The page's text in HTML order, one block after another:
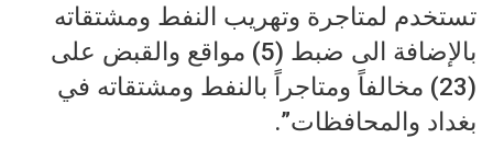
تستخدم لمتاجرة وتهريب النفط ومشتقاته
بالإضافة الى ضبط (5) مواقع والقبض على
(23) مخالفاً ومتاجراً بالنفط ومشتقاته في
بغداد والمحافظات”.